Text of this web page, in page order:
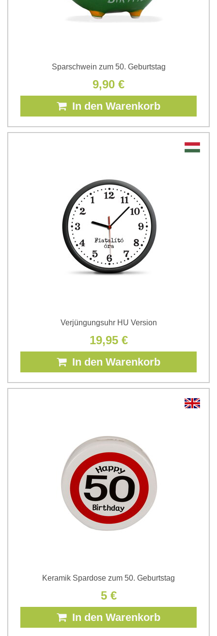
Sparschwein zum 50. Geburtstag
9,90 €
In den Warenkorb
Verjüngungsuhr HU Version
19,95 €
In den Warenkorb
Keramik Spardose zum 50. Geburtstag
5 €
In den Warenkorb